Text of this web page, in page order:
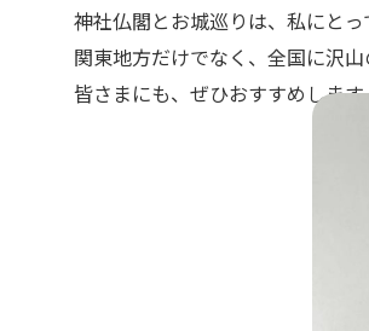
神社仏閣とお城巡りは、私にと
関東地方だけでなく、全国に沢山
皆さまにも、ぜひおすすめしま